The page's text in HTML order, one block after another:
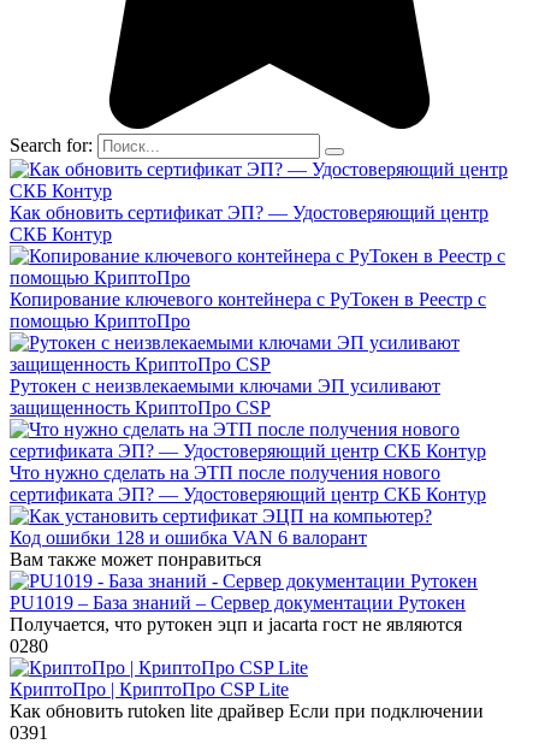
Search for:
Как обновить сертификат ЭП? — Удостоверяющий центр
СКБ Контур
Копирование ключевого контейнера с РуТокен в Реестр с
помощью КриптоПро
Рутокен с неизвлекаемыми ключами ЭП усиливают
защищенность КриптоПро CSP
Что нужно сделать на ЭТП после получения нового
сертификата ЭП? — Удостоверяющий центр СКБ Контур
Код ошибки 128 и ошибка VAN 6 валорант
Вам также может понравиться
PU1019 – База знаний – Сервер документации Рутокен
Получается, что рутокен эцп и jacarta гост не являются
0280
КриптоПро | КриптоПро CSP Lite
Как обновить rutoken lite драйвер Если при подключении
0391